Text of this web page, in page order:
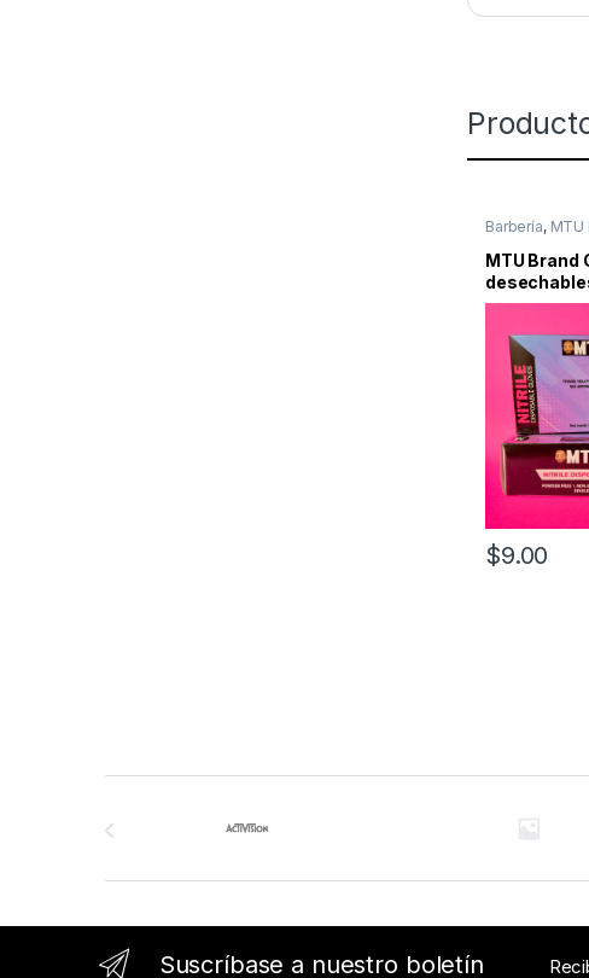
Barbería, MTU
MTU Brand
talco, sin
alimentos,
$9.00
Este
Suscríbase a nuestro boletín